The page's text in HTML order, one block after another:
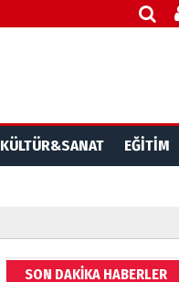
KÜLTÜR&SANAT EĞİTİM
SON DAKİKA HABERLER